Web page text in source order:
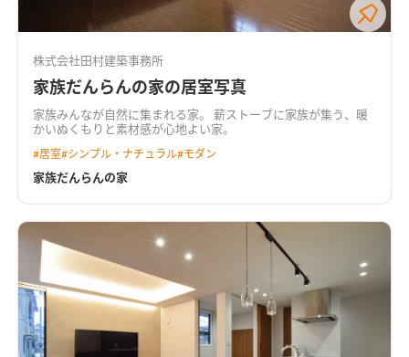
株式会社田村建築事務所
家族だんらんの家の居室写真
家族みんなが自然に集まれる家。 薪ストーブに家族が集う、暖
かいぬくもりと素材感が心地よい家。
#居室#シンプル・ナチュラル#モダン
家族だんらんの家